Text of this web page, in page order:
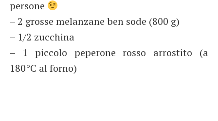
persone
– 2 grosse melanzane ben sode (800 g)
– 1/2 zucchina
– 1 piccolo peperone rosso arrostito (a
180°C al forno)